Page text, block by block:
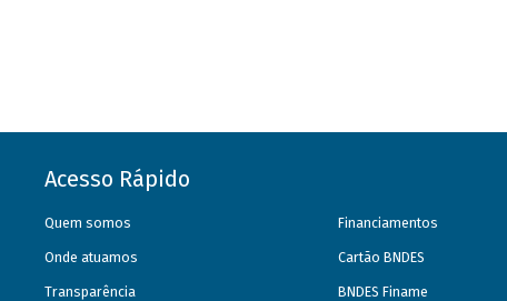
Acesso Rápido
Quem somos
Onde atuamos
Transparência
Financiamentos
Cartão BNDES
BNDES Finame